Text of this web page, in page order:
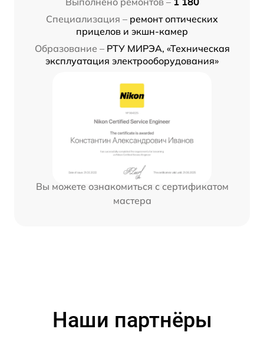
Специализация – ремонт оптических
прицелов и экшн-камер
Образование – РТУ МИРЭА, «Техническая
эксплуатация электрооборудования»
Вы можете ознакомиться с сертификатом
мастера
Наши партнёры